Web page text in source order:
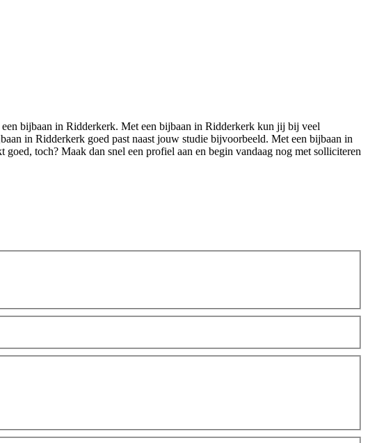
bijbaan in Ridderkerk. Met een bijbaan in Ridderkerk kun jij bij veel
in Ridderkerk goed past naast jouw studie bijvoorbeeld. Met een bijbaan in
toch? Maak dan snel een profiel aan en begin vandaag nog met solliciteren